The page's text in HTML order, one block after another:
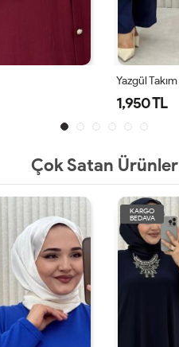
Yazgül Takım
1,950 TL
Çok Satan Ürünler
KARGO
BEDAVA